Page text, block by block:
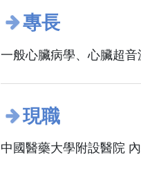
專長
一般心臟病學、心臟超
現職
中國醫藥大學附設醫院